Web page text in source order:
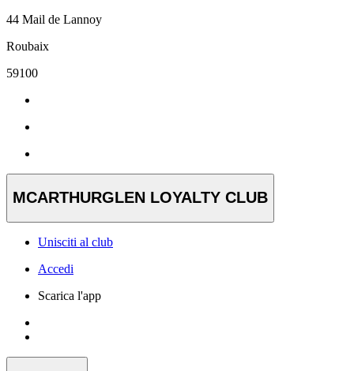
44 Mail de Lannoy
Roubaix
59100
MCARTHURGLEN LOYALTY CLUB
Unisciti al club
Accedi
Scarica l'app